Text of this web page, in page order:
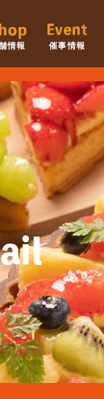
情報 催事情報